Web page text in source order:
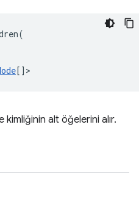
(
[] >
alt öğelerini alır.